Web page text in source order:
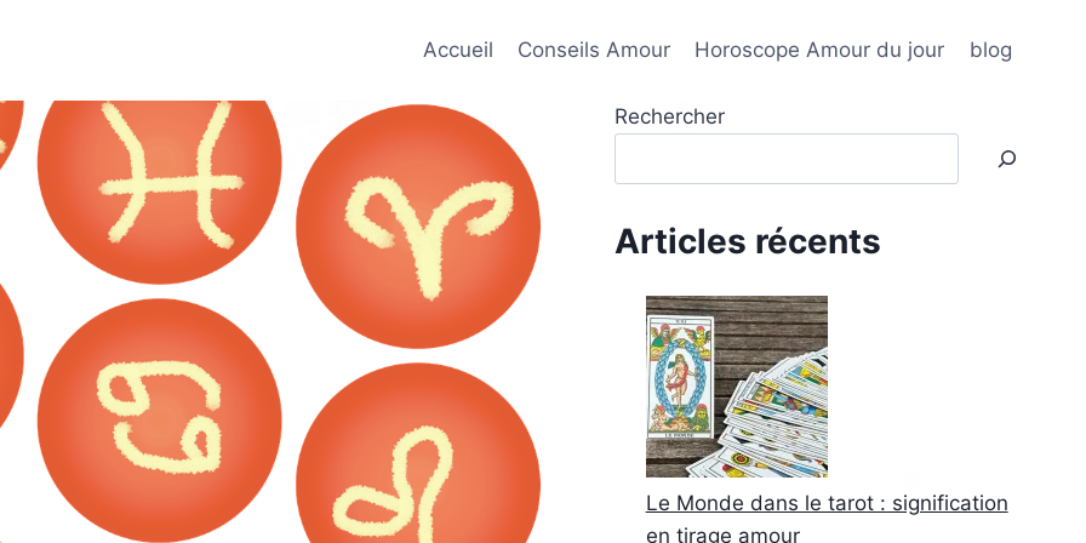
Accueil Conseils Amour Horoscope Amour du jour blog
Rechercher
Articles récents
Le Monde dans le tarot : signification
en tirage amour